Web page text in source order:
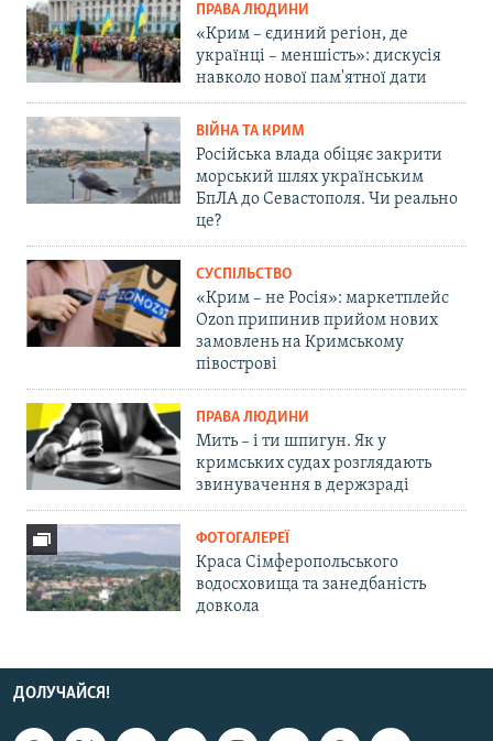
ПРАВА ЛЮДИНИ
«Крим – єдиний регіон, де
українці – меншість»: дискусія
навколо нової пам'ятної дати
ВІЙНА ТА КРИМ
Російська влада обіцяє закрити
морський шлях українським
БпЛА до Севастополя. Чи реально
це?
СУСПІЛЬСТВО
«Крим – не Росія»: маркетплейс
Ozon припинив прийом нових
замовлень на Кримському
півострові
ПРАВА ЛЮДИНИ
Мить – і ти шпигун. Як у
кримських судах розглядають
звинувачення в держзраді
ФОТОГАЛЕРЕЇ
Краса Сімферопольського
водосховища та занедбаність
довкола
ДОЛУЧАЙСЯ!